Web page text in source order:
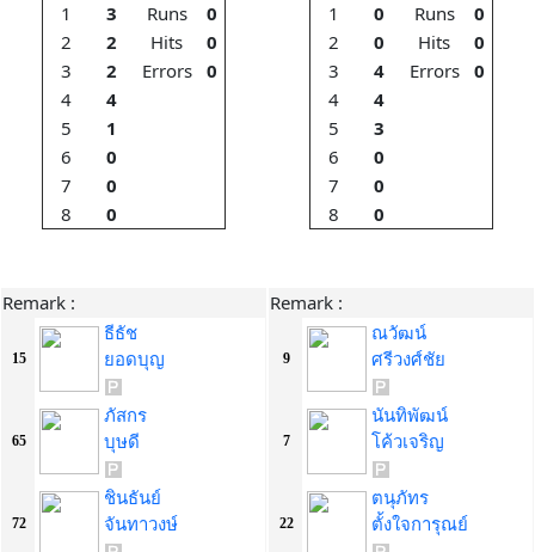
1
3 Runs
0
2
2 Hits
0
3
2 Errors
0
4
4
5
1
6
0
7
0
8
0
Remark :
15
ธีธัช
ยอดบุญ
65
ภัสกร
บุษดี
72
ชินธันย์
จันทาวงษ์
1
0 Runs
0
2
0 Hits
0
3
4 Errors
0
4
4
5
3
6
0
7
0
8
0
Remark :
9
ณวัฒน์
ศรีวงศ์ชัย
7
นันทิพัฒน์
โค้วเจริญ
22
ตนุภัทร
ตั้งใจการุณย์